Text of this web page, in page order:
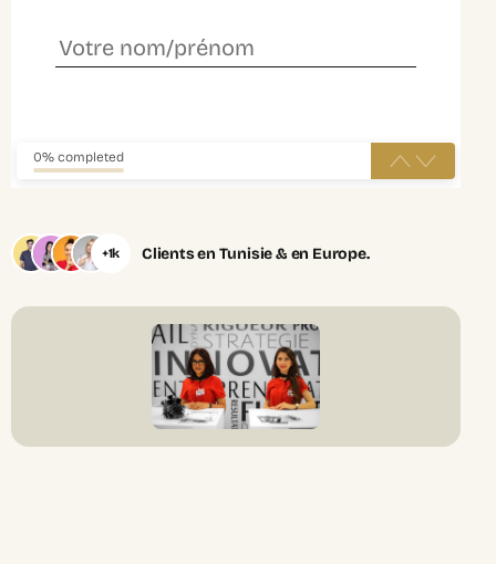
0% completed
+1k Clients en Tunisie & en Europe.